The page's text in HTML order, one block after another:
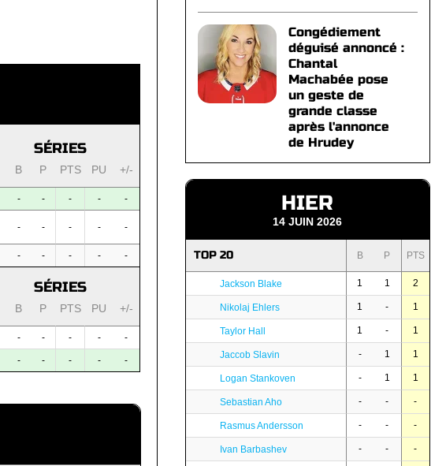
SÉRIES
B P PTS PU +/-
- - - - -
- - - - -
- - - - -
SÉRIES
B P PTS PU +/-
- - - - -
- - - - -
Congédiement
déguisé annoncé :
Chantal
Machabée pose
un geste de
grande classe
après l'annonce
de Hrudey
HIER
14 JUIN 2026
TOP 20 B P PTS
Jackson Blake 1 1 2
Nikolaj Ehlers 1 - 1
Taylor Hall 1 - 1
Jaccob Slavin - 1 1
Logan Stankoven - 1 1
Sebastian Aho - - -
Rasmus Andersson - - -
Ivan Barbashev - - -